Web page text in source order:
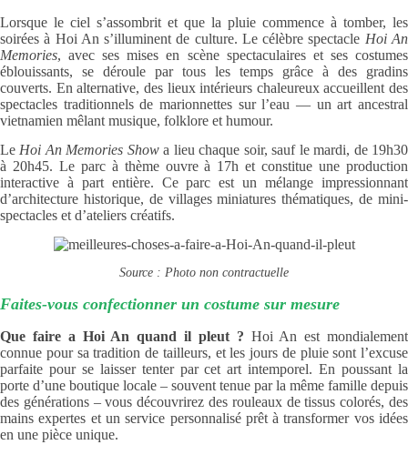
Lorsque le ciel s’assombrit et que la pluie commence à tomber, les
soirées à Hoi An s’illuminent de culture. Le célèbre spectacle Hoi An
Memories, avec ses mises en scène spectaculaires et ses costumes
éblouissants, se déroule par tous les temps grâce à des gradins
couverts. En alternative, des lieux intérieurs chaleureux accueillent des
spectacles traditionnels de marionnettes sur l’eau — un art ancestral
vietnamien mêlant musique, folklore et humour.
Le Hoi An Memories Showa lieu chaque soir, sauf le mardi, de 19h30
à 20h45. Le parc à thème ouvre à 17h et constitue une production
interactive à part entière. Ce parc est un mélange impressionnant
d’architecture historique, de villages miniatures thématiques, de mini-
spectacles et d’ateliers créatifs.
Source : Photo non contractuelle
Faites-vous confectionner un costume sur mesure
Que faire a Hoi An quand il pleut ? Hoi An est mondialement
connue pour sa tradition de tailleurs, et les jours de pluie sont l’excuse
parfaite pour se laisser tenter par cet art intemporel. En poussant la
porte d’une boutique locale – souvent tenue par la même famille depuis
des générations – vous découvrirez des rouleaux de tissus colorés, des
mains expertes et un service personnalisé prêt à transformer vos idées
en une pièce unique.